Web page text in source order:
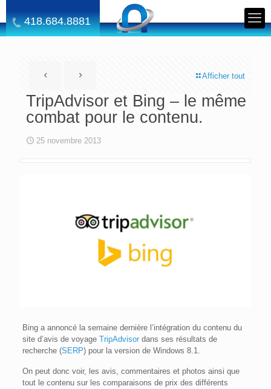
418.684.8881
Afficher tout
TripAdvisor et Bing – le même
combat pour le contenu.
25 novembre 2013
Bing a annoncé la semaine dernière l’intégration du contenu du
site d’avis de voyage TripAdvisor dans ses résultats de
recherche (SERP) pour la version de Windows 8.1.
On peut donc voir, les avis, commentaires et photos ainsi que
tout le contenu sur les comparaisons de prix des différents